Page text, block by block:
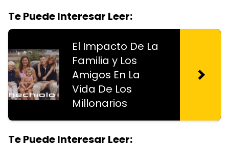
Te Puede Interesar Leer:
El Impacto De La
Familia y Los
Amigos En La
Vida De Los
Millonarios
Te Puede Interesar Leer: